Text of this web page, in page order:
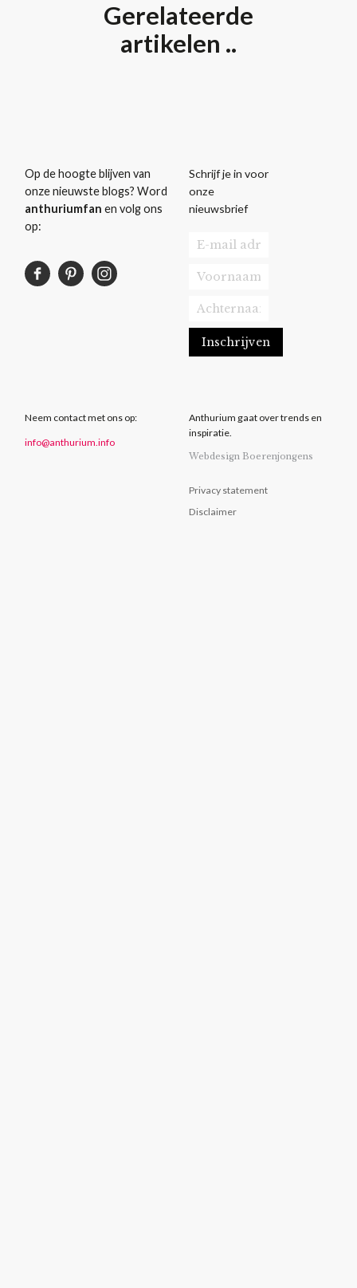
Gerelateerde
artikelen ..
Op de hoogte blijven van
onze nieuwste blogs? Word
anthuriumfan en volg ons
op:
Schrijf je in voor
onze
nieuwsbrief
Neem contact met ons op:
info@anthurium.info
Anthurium gaat over trends en
inspiratie.
Webdesign Boerenjongens
Privacy statement
Disclaimer